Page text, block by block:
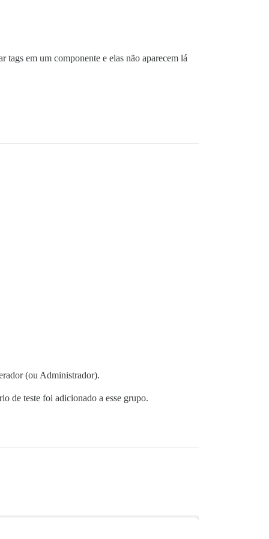
tags em um componente e elas não aparecem lá
(ou Administrador).
de teste foi adicionado a esse grupo.